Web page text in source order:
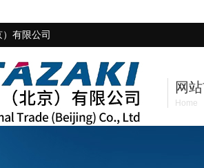
有限公司
网
Home